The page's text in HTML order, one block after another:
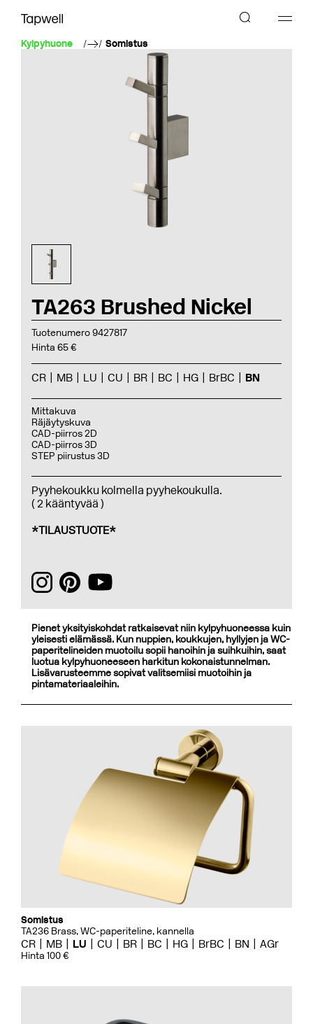
Kylpyhuone Somistus
TA263 Brushed Nickel
Tuotenumero 9427817
Hinta 65 €
CR MB LU CU BR BC HG BrBC BN
Mittakuva
Räjäytyskuva
CAD-piirros 2D
CAD-piirros 3D
STEP piirustus 3D
Pyyhekoukku kolmella pyyhekoukulla.
( 2 kääntyvää )
*TILAUSTUOTE*
Pienet yksityiskohdat ratkaisevat niin kylpyhuoneessa kuin
yleisesti elämässä. Kun nuppien, koukkujen, hyllyjen ja WC-
paperitelineiden muotoilu sopii hanoihin ja suihkuihin, saat
luotua kylpyhuoneeseen harkitun kokonaistunnelman.
Lisävarusteemme sopivat valitsemiisi muotoihin ja
pintamateriaaleihin.
Somistus
TA236 Brass, WC-paperiteline, kannella
CR MB LU CU BR BC HG BrBC BN AGr
Hinta 100 €